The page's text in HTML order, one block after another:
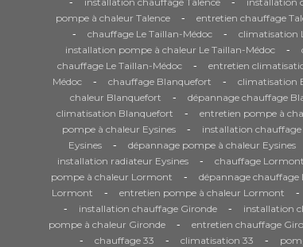
pompe à chaleur Talence
- entretien chauffage
- chauffage Le Taillan-Médoc - climatisation
installation pompe à chaleur Le Taillan-Médoc -
chauffage Le Taillan-Médoc
- entretien
Médoc
- chauffage Blanquefort - climatisation
chaleur Blanquefort
- dépannage chauffage
climatisation Blanquefort
- entretien pompe à
pompe à chaleur Eysines - installation chauffage
Eysines
- dépannage pompe à chaleur Eysines
installation radiateur Eysines - chauffage Lormont
pompe à chaleur Lormont
- dépannage
Lormont
- entretien pompe à chaleur Lormont -
- installation chauffage Gironde - installation
pompe à chaleur Gironde
- entretien chauffage
- chauffage 33 - climatisation 33 -